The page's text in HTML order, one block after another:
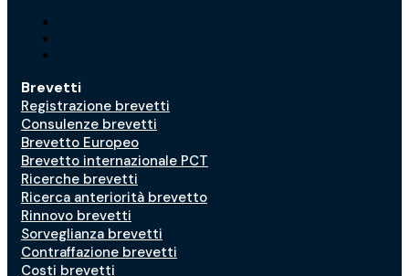
Brevetti
Registrazione brevetti
Consulenze brevetti
Brevetto Europeo
Brevetto internazionale PCT
Ricerche brevetti
Ricerca anteriorità brevetto
Rinnovo brevetti
Sorveglianza brevetti
Contraffazione brevetti
Costi brevetti